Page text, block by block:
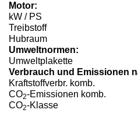
Motor:
kW / PS
Treibstoff
Hubraum
Umweltnormen:
Umweltplakette
Verbrauch und Emissionen
Kraftstoffverbr. komb.
CO2-Emissionen komb.
CO2-Klasse